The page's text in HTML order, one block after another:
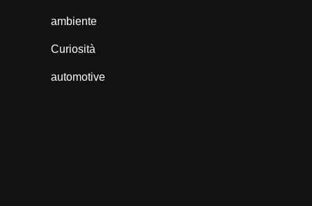
ambiente
Curiosità
automotive